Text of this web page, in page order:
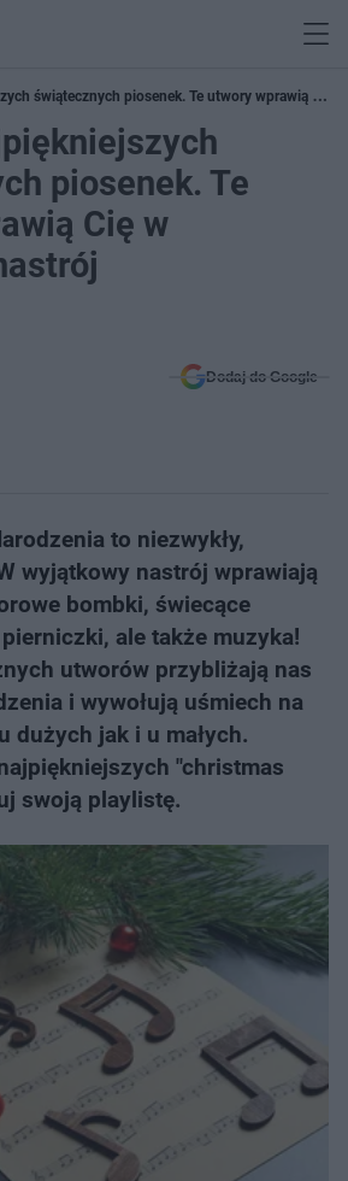
świątecznych piosenek. Te utwory wprawią Cię
piosenek. Te
Cię w
Dodaj do Google
to niezwykły,
wyjątkowy nastrój wprawiają
bombki, świecące
ale także muzyka!
utworów przybliżają nas
i wywołują uśmiech na
dużych jak i u małych.
"christmas
swoją playlistę.